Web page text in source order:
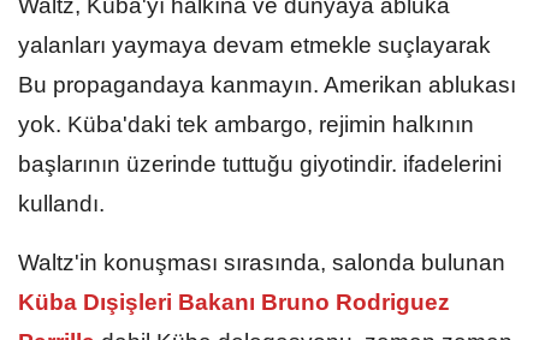
yalanları yaymaya devam etmekle suçlayarak
Bu propagandaya kanmayın. Amerikan ablukası
yok. Küba'daki tek ambargo, rejimin halkının
başlarının üzerinde tuttuğu giyotindir. ifadelerini
kullandı.
Waltz'in konuşması sırasında, salonda bulunan
Küba Dışişleri Bakanı Bruno Rodriguez